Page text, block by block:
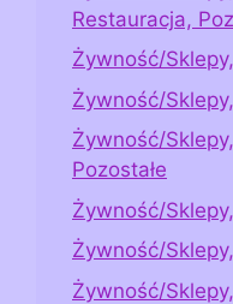
Restauracja,
Żywność/
Żywność/
Żywność/
Pozostałe
Żywność/
Żywność/
Żywność/